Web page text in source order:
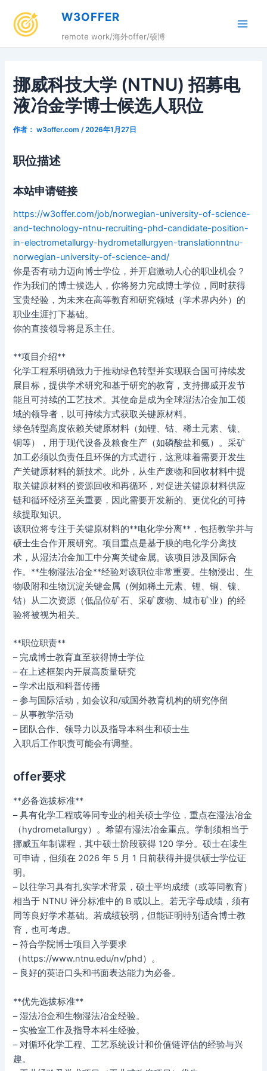
W3OFFER
remote work/海外offer/硕博
挪威科技大学 (NTNU) 招募电
液冶金学博士候选人职位
作者： w3offer.com /2026年1月27日
职位描述
本站申请链接
https://w3offer.com/job/norwegian-university-of-science-
and-technology-ntnu-recruiting-phd-candidate-position-
in-electrometallurgy-hydrometallurgyen-translationntnu-
norwegian-university-of-science-and/
你是否有动力迈向博士学位，并开启激动人心的职业机会？
作为我们的博士候选人，你将努力完成博士学位，同时获得
宝贵经验，为未来在高等教育和研究领域（学术界内外）的
职业生涯打下基础。
你的直接领导将是系主任。
**项目介绍**
化学工程系明确致力于推动绿色转型并实现联合国可持续发
展目标，提供学术研究和基于研究的教育，支持挪威开发节
能且可持续的工艺技术。其使命是成为全球湿法冶金加工领
域的领导者，以可持续方式获取关键原材料。
绿色转型高度依赖关键原材料（如锂、钴、稀土元素、镍、
铜等），用于现代设备及粮食生产（如磷酸盐和氨）。采矿
加工必须以负责任且环保的方式进行，这意味着需要开发生
产关键原材料的新技术。此外，从生产废物和回收材料中提
取关键原材料的资源回收和再循环，对促进关键原材料供应
链和循环经济至关重要，因此需要开发新的、更优化的可持
续提取知识。
该职位将专注于关键原材料的**电化学分离**，包括教学并与
硕士生合作开展研究。项目重点是基于膜的电化学分离技
术，从湿法冶金加工中分离关键金属。该项目涉及国际合
作。**生物湿法冶金**经验对该职位非常重要。生物浸出、生
物吸附和生物沉淀关键金属（例如稀土元素、锂、铜、镍、
钴）从二次资源（低品位矿石、采矿废物、城市矿业）的经
验将被视为相关。
**职位职责**
– 完成博士教育直至获得博士学位
– 在上述框架内开展高质量研究
– 学术出版和科普传播
– 参与国际活动，如会议和/或国外教育机构的研究停留
– 从事教学活动
– 团队合作、领导力以及指导本科生和硕士生
入职后工作职责可能会有调整。
offer要求
**必备选拔标准**
– 具有化学工程或等同专业的相关硕士学位，重点在湿法冶金
（hydrometallurgy）。希望有湿法冶金重点。学制须相当于
挪威五年制课程，其中硕士阶段获得 120 学分。硕士在读生
可申请，但须在 2026 年 5 月 1 日前获得并提供硕士学位证
明。
– 以往学习具有扎实学术背景，硕士平均成绩（或等同教育）
相当于 NTNU 评分标准中的 B 或以上。若无字母成绩，须有
同等良好学术基础。若成绩较弱，但能证明特别适合博士教
育，也可考虑。
– 符合学院博士项目入学要求
（https://www.ntnu.edu/nv/phd）。
– 良好的英语口头和书面表达能力为必备。
**优先选拔标准**
– 湿法冶金和生物湿法冶金经验。
– 实验室工作及指导本科生经验。
– 对循环化学工程、工艺系统设计和价值链评估的经验与兴
趣。